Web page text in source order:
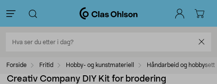
Forside Fritid Hobby- og kunstmateriell Håndarbeid og hobbysett
Creativ Company DIY Kit for brodering